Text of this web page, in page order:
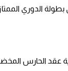
الدوري
عقد الحارس